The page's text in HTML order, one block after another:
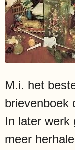
M.i. het
brievenboek
In later werk
meer